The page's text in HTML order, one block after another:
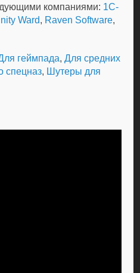
компаниями: 1С-
Ward, Raven Software,
геймпада,Для средних
спецназ, Шутеры для